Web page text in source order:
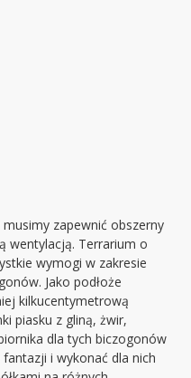
musimy zapewnić obszerny
wentylacją. Terrarium o
wymogi w zakresie
Jako podłoże
kilkucentymetrową
piasku z gliną, żwir,
dla tych biczogonów
i wykonać dla nich